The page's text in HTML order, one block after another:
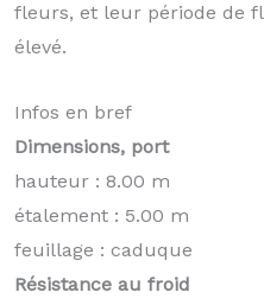
fleurs, et leur période de
élevé.
Infos en bref
Dimensions, port
hauteur : 8.00 m
étalement : 5.00 m
feuillage : caduque
Résistance au froid